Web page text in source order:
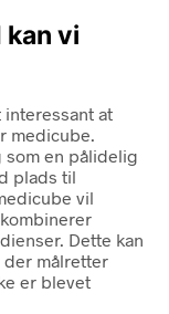
vi
at
medicube.
som en pålidelig
plads til
vil
Dette kan
målretter
er blevet